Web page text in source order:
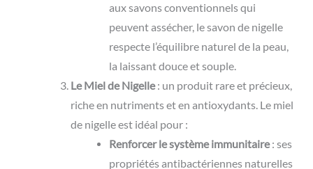
aux savons conventionnels qui
peuvent assécher, le savon de nigelle
respecte l’équilibre naturel de la peau,
la laissant douce et souple.
Le Miel de Nigelle: un produit rare et précieux,
riche en nutriments et en antioxydants. Le miel
de nigelle est idéal pour :
Renforcer le système immunitaire: ses
propriétés antibactériennes naturelles